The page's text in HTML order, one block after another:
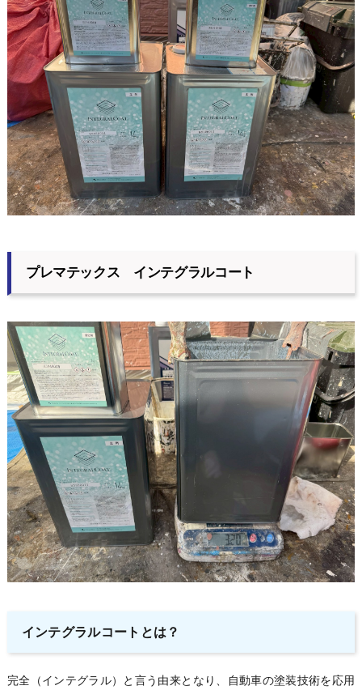
プレマテックス インテグラルコート
インテグラルコートとは？
完全（インテグラル）と言う由来となり、自動車の塗装技術を応用